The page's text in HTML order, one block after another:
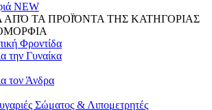
NEW
ΑΠΌ ΤΑ ΠΡΟΪΌΝΤΑ ΤΗΣ ΚΑΤΗΓΟΡΙΑΣ
Φροντίδα
την Γυναίκα
τον Άνδρα
Σώματος & Λιπομετρητές